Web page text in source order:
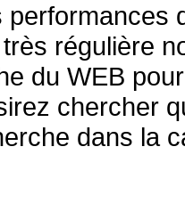
régulière
du WEB
chercher
dans la